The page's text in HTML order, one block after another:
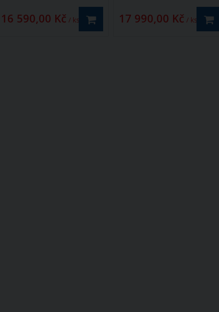
16 590,00 Kč / ks 17 990,00 Kč / ks